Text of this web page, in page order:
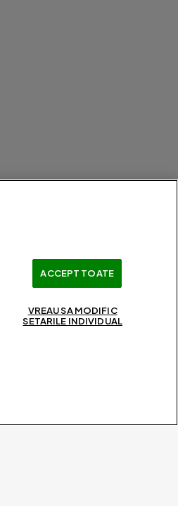
ACCEPT TOATE
VREAU SA MODIFIC
SETARILE INDIVIDUAL